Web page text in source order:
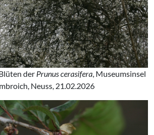
der Prunus cerasifera , Museumsinsel
Neuss, 21.02.2026